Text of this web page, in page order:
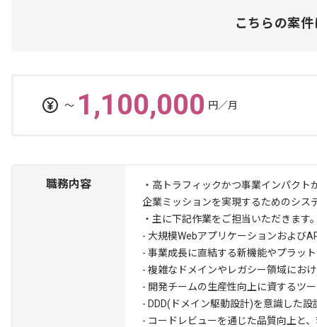
こちらの案
〜 1,100,000 円／月
職務内容
・高トラフィックかつ事業インパク
企業ミッションを実現するためのシス
・主に下記作業をご担当いただきます
- 大規模Webアプリケーションおよび
- 事業成長に直結する新機能やプラッ
- 複雑なドメインやレガシー領域にお
- 開発チームの生産性向上に資するツ
- DDD(ドメイン駆動設計)を意識した
- コードレビューを通じた品質向上と